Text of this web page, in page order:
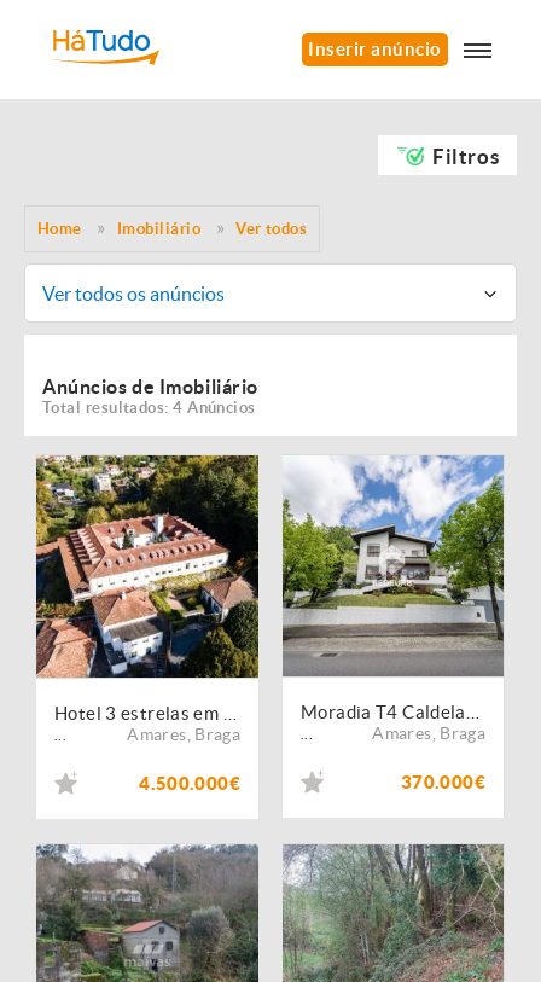
Inserir anúncio
Filtros
Home Imobiliário Ver todos
Ver todos os anúncios
Anúncios de Imobiliário
Total resultados: 4 Anúncios
Amares Braga
4.500.000€
Amares Braga
370.000€